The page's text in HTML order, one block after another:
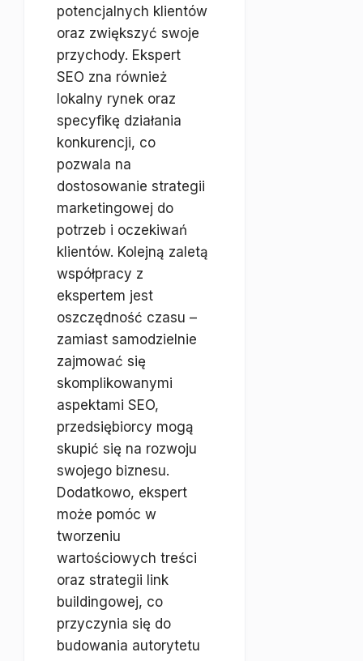
potencjalnych klientów
oraz zwiększyć swoje
przychody. Ekspert
SEO zna również
lokalny rynek oraz
specyfikę działania
konkurencji, co
pozwala na
dostosowanie strategii
marketingowej do
potrzeb i oczekiwań
klientów. Kolejną zaletą
współpracy z
ekspertem jest
oszczędność czasu –
zamiast samodzielnie
zajmować się
skomplikowanymi
aspektami SEO,
przedsiębiorcy mogą
skupić się na rozwoju
swojego biznesu.
Dodatkowo, ekspert
może pomóc w
tworzeniu
wartościowych treści
oraz strategii link
buildingowej, co
przyczynia się do
budowania autorytetu